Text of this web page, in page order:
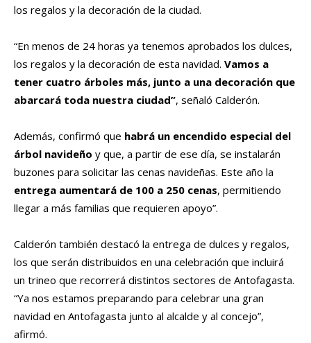
los regalos y la decoración de la ciudad.
“En menos de 24 horas ya tenemos aprobados los dulces,
los regalos y la decoración de esta navidad. Vamos a
tener cuatro árboles más, junto a una decoración que
abarcará toda nuestra ciudad”, señaló Calderón.
Además, confirmó que habrá un encendido especial del
árbol navideño y que, a partir de ese día, se instalarán
buzones para solicitar las cenas navideñas. Este año la
entrega aumentará de 100 a 250 cenas, permitiendo
llegar a más familias que requieren apoyo”.
Calderón también destacó la entrega de dulces y regalos,
los que serán distribuidos en una celebración que incluirá
un trineo que recorrerá distintos sectores de Antofagasta.
“Ya nos estamos preparando para celebrar una gran
navidad en Antofagasta junto al alcalde y al concejo”,
afirmó.